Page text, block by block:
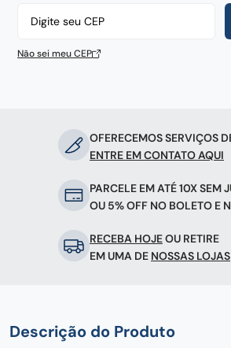
Não sei meu CEP
OFERECEMOS SERVIÇOS
ENTRE EM CONTATO AQUI
PARCELE EM ATÉ 10X SEM
OU 5% OFF NO BOLETO E
RECEBA HOJEOU RETIRE
EM UMA DE NOSSAS LOJAS
Descrição do Produto